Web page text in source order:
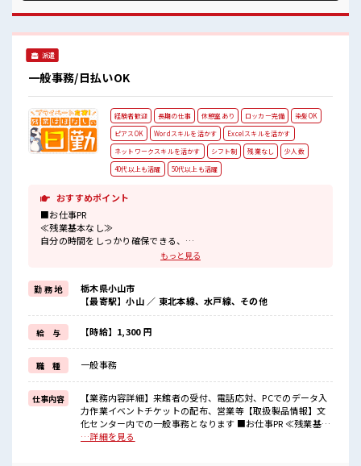
は必見！
派遣
一般事務/日払いOK
経験者歓迎 長期の仕事 休憩室あり ロッカー完備
染髪OK
ピアスOK
Wordスキルを活かす
Excelスキルを活かす
ネットワークスキルを活かす
シフト制 残業なし
少人数
40代以上も活躍
50代以上も活躍
おすすめポイント
■お仕事PR
≪残業基本なし≫
自分の時間をしっかり確保できる、
≪経験者活躍中≫
これまでの経験を活かしませんか？
ブランクがあっても大丈夫♪
経験はちょっとだけ…という方もOK！
≪モチベーションもUP≫
派手過ぎなければ髪型や髪色自由♪
(規定有)≪自分に合った期間で働ける≫
福利厚生が整った派遣のお仕事です！
■職場の雰囲気
少人数の職場だから一緒に働く仲間との距離もグッと近い！
キバツ過ぎなければ髪色・髪型は自由！
あなたの個性を大事にできます♪
もっと見る
勤 務 地
栃木県小山市
【最寄駅】小山 ／ 東北本線、水戸線、その他
給 与 【時給】1,300 円
職 種 一般事務
仕事内容
【業務内容詳細】来館者の受付、電話応対、PCでのデータ入
力作業イベントチケットの配布、営業等【取扱製品情報】文
化センター内での一般事務となります ■お仕事PR ≪残業基本
なし≫ 自分の時間をしっかり確保できる、 残業基本ナシのお
…詳細を見る